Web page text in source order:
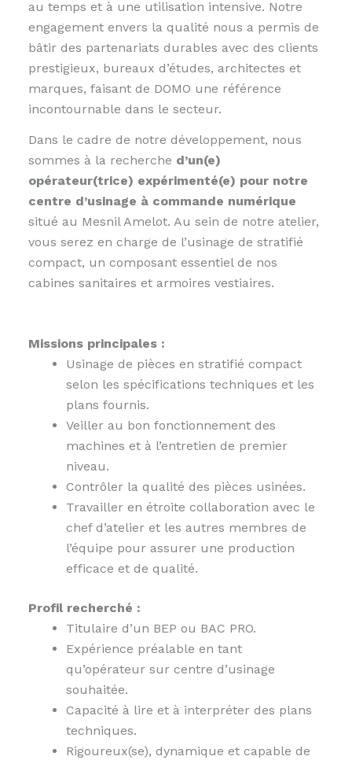
au temps et à une utilisation intensive. Notre
engagement envers la qualité nous a permis de
bâtir des partenariats durables avec des clients
prestigieux, bureaux d’études, architectes et
marques, faisant de DOMO une référence
incontournable dans le secteur.
Dans le cadre de notre développement, nous
sommes à la recherche d’un(e)
opérateur(trice) expérimenté(e) pour notre
centre d’usinage à commande numérique
situé au Mesnil Amelot. Au sein de notre atelier,
vous serez en charge de l’usinage de stratifié
compact, un composant essentiel de nos
cabines sanitaires et armoires vestiaires.
Missions principales :
Usinage de pièces en stratifié compact
selon les spécifications techniques et les
plans fournis.
Veiller au bon fonctionnement des
machines et à l’entretien de premier
niveau.
Contrôler la qualité des pièces usinées.
Travailler en étroite collaboration avec le
chef d’atelier et les autres membres de
l’équipe pour assurer une production
efficace et de qualité.
Profil recherché :
Titulaire d’un BEP ou BAC PRO.
Expérience préalable en tant
qu’opérateur sur centre d’usinage
souhaitée.
Capacité à lire et à interpréter des plans
techniques.
Rigoureux(se), dynamique et capable de